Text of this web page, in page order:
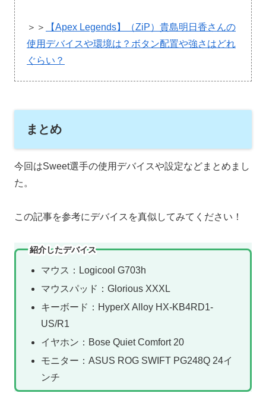
＞＞
【Apex Legends】（ZiP）貴島明日香さんの
使用デバイスや環境は？ボタン配置や強さはどれ
ぐらい？
まとめ
今回はSweet選手の使用デバイスや設定などまとめまし
た。
この記事を参考にデバイスを真似してみてください！
紹介したデバイス
マウス：Logicool G703h
マウスパッド：Glorious XXXL
キーボード：HyperX Alloy HX-KB4RD1-
US/R1
イヤホン：Bose Quiet Comfort 20
モニター：ASUS ROG SWIFT PG248Q 24イ
ンチ